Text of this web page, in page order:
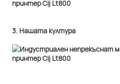
3. Нашата култура